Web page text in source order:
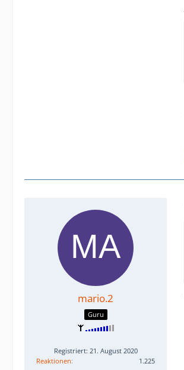
mario.2
Guru
Registriert: 21. August 2020
Reaktionen
1.225